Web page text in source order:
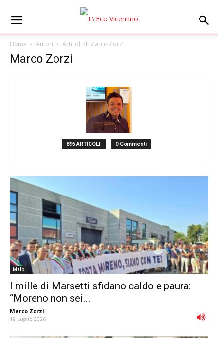
Home Autori Articoli di Marco Zorzi
Marco Zorzi
896 ARTICOLI 0 Commenti
Malo
I mille di Marsetti sfidano caldo e paura:
“Moreno non sei...
Marco Zorzi -
18 Luglio 2026